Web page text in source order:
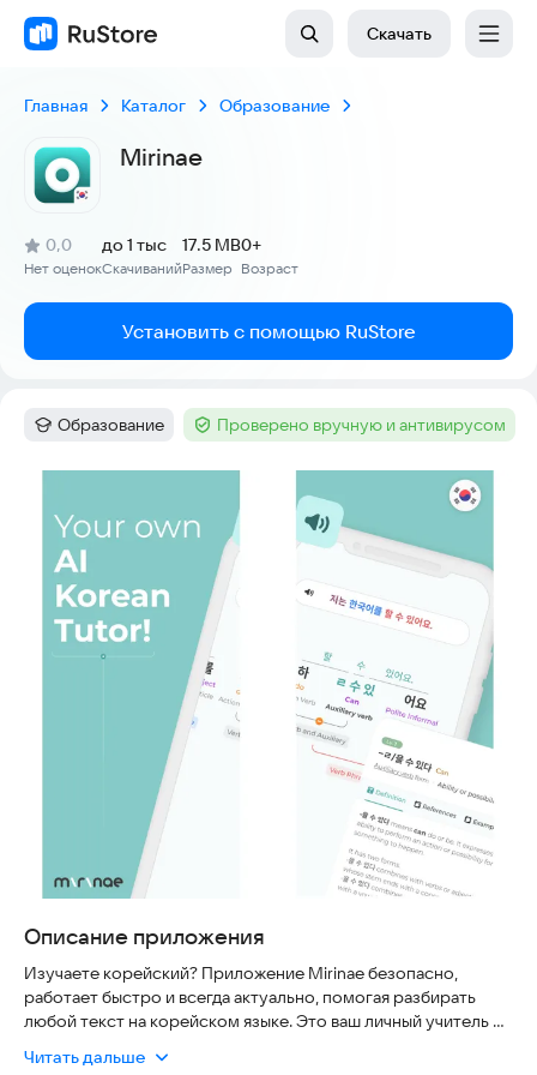
Скачать
Главная Каталог Образование
Mirinae
Рейтинг:
0,0
(
Нет оценок
)
Скачиваний
до 1 тыс
Размер
17.5 MB
Возраст
0+
Установить с помощью RuStore
Категория:
Образование Тег :Проверено вручную и антивирусом
Скриншоты
Описание приложения
Изучаете корейский? Приложение Mirinae безопасно,
работает быстро и всегда актуально, помогая разбирать
любой текст на корейском языке. Это ваш личный учитель на
Читать дальше